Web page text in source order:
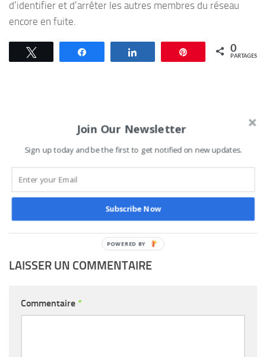
d’identifier et d’arrêter les autres membres du réseau
encore en fuite.
Épingle 0
PARTAGES
VOUS AIMEREZ AUSSI...
au Bénin : Avis de
quelques citoyens
compétition
18 OCTOBRE 2025
LAISSER UN COMMENTAIRE
Commentaire *
Join Our Newsletter
Sign up today and be the first to get notified on new updates.
Subscribe Now